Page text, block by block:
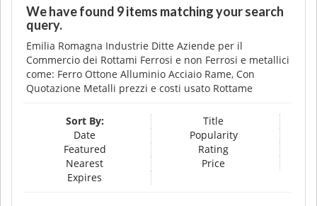
We have found 9items matching your search
query.
Emilia Romagna Industrie Ditte Aziende per il
Commercio dei Rottami Ferrosi e non Ferrosi e metallici
come: Ferro Ottone Alluminio Acciaio Rame, Con
Quotazione Metalli prezzi e costi usato Rottame
Sort By:
Title
Date
Popularity
Featured
Rating
Nearest
Price
Expires